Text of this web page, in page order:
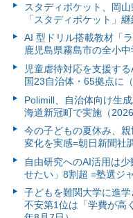
スタディポケット、岡
「スタディポケット」
AI 型ドリル搭載教材「
鹿児島県霧島市の全小
児童虐待対応を支援す
国23自治体・65拠点に
Polimill、自治体向け生
海道新冠町で実施（2026
今の子どもの夏休み、
変化を実感=朝日新聞社
自由研究へのAI活用は
せたい」8割超 =塾選ジ
子どもを難関大学に進
不安第1位は「学費が高